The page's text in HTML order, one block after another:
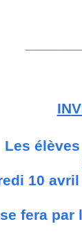
IN
Les
10
fera